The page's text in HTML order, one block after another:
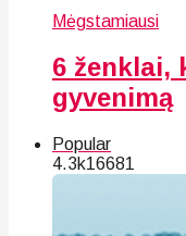
Mėgstamiausi
6 ženklai,
gyvenimą
Popular
4.3k16681